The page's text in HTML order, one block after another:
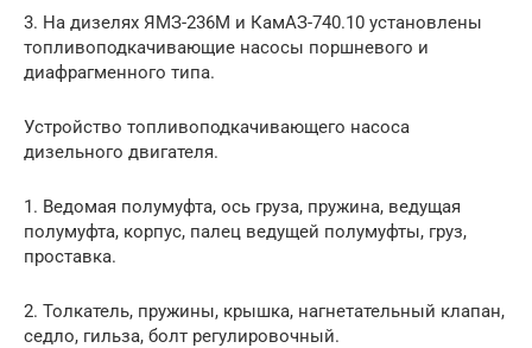
3. На дизелях ЯМЗ-236М и КамАЗ-740.10 установлены
топливоподкачивающие насосы поршневого и
диафрагменного типа.
Устройство топливоподкачивающего насоса
дизельного двигателя.
1. Ведомая полумуфта, ось груза, пружина, ведущая
полумуфта, корпус, па­лец ведущей полумуфты, груз,
проставка.
2. Толкатель, пружины, крышка, нагнетательный клапан,
седло, гильза, болт регулировочный.